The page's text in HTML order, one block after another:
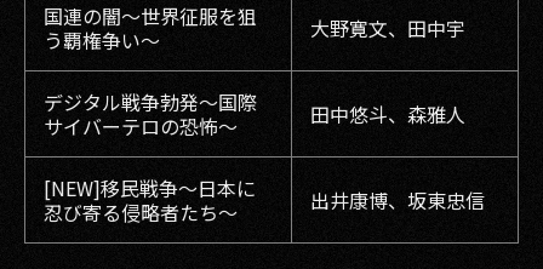
国連の闇〜世界征服を狙
う覇権争い〜
大野寛文、田中宇
デジタル戦争勃発〜国際
サイバーテロの恐怖〜
田中悠斗、森雅人
[NEW]移民戦争〜日本に
忍び寄る侵略者たち〜
出井康博、坂東忠信